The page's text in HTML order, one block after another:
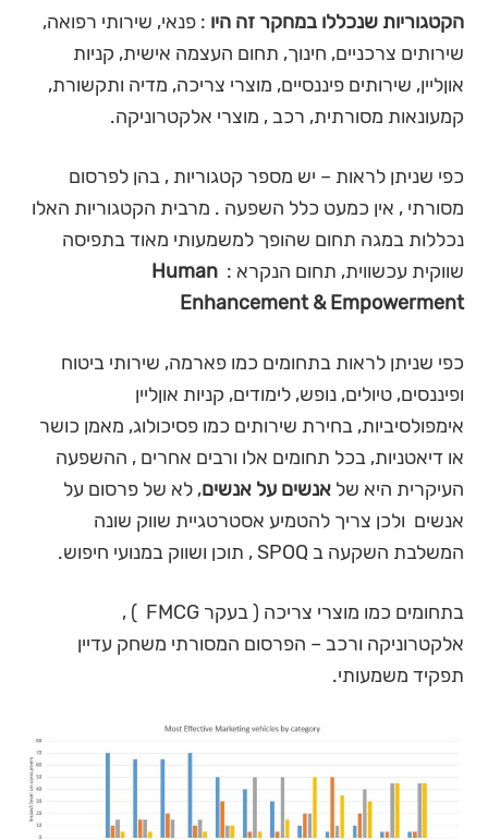
הקטגוריות שנכללו במחקר זה היו : פנאי, שירותי רפואה,
שירותים צרכניים, חינוך, תחום העצמה אישית, קניות
אוןליין, שירותים פיננסיים, מוצרי צריכה, מדיה ותקשורת,
קמעונאות מסורתית, רכב , מוצרי אלקטרוניקה.
כפי שניתן לראות – יש מספר קטגוריות , בהן לפרסום
מסורתי , אין כמעט כלל השפעה . מרבית הקטגוריות האלו
נכללות במגה תחום שהופך למשמעותי מאוד בתפיסה
שווקית עכשווית, תחום הנקרא :Human
Enhancement & Empowerment
כפי שניתן לראות בתחומים כמו פארמה, שירותי ביטוח
ופיננסים, טיולים, נופש, לימודים, קניות אוןליין
אימפולסיביות, בחירת שירותים כמו פסיכולוג, מאמן כושר
או דיאטניות, בכל תחומים אלו ורבים אחרים , ההשפעה
העיקרית היא שלאנשים על אנשים, לא של פרסום על
אנשים ולכן צריך להטמיע אסטרטגיית שווק שונה
המשלבת השקעה ב SPOQ , תוכן ושווק במנועי חיפוש.
בתחומים כמו מוצרי צריכה ( בעקר FMCG ) ,
אלקטרוניקה ורכב – הפרסום המסורתי משחק עדיין
תפקיד משמעותי.